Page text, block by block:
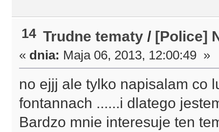
14 Trudne tematy / [Police]
« dnia: Maja 06, 2013, 12:00:49 »
no ejjj ale tylko napisalam co
fontannach ......i dlatego
Bardzo mnie interesuje ten